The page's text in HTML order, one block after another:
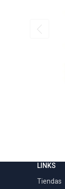
LINKS
Tiendas